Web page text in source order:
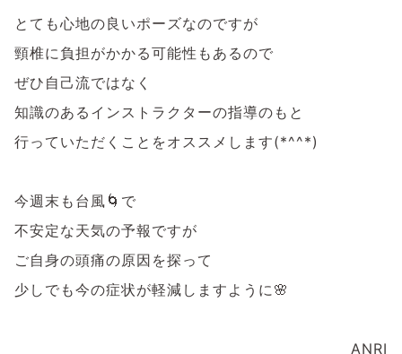
とても心地の良いポーズなのですが
頸椎に負担がかかる可能性もあるので
ぜひ自己流ではなく
知識のあるインストラクターの指導のもと
行っていただくことをオススメします(*^^*)
今週末も台風🌀で
不安定な天気の予報ですが
ご自身の頭痛の原因を探って
少しでも今の症状が軽減しますように🌸
ANRI